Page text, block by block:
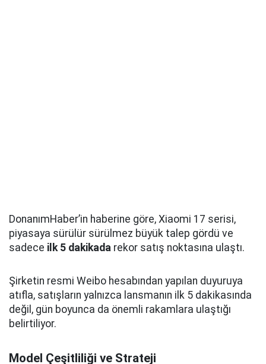
DonanımHaber’in haberine göre, Xiaomi 17 serisi,
piyasaya sürülür sürülmez büyük talep gördü ve
sadece ilk 5 dakikada rekor satış noktasına ulaştı.
Şirketin resmi Weibo hesabından yapılan duyuruya
atıfla, satışların yalnızca lansmanın ilk 5 dakikasında
değil, gün boyunca da önemli rakamlara ulaştığı
belirtiliyor.
Model Çeşitliliği ve Strateji